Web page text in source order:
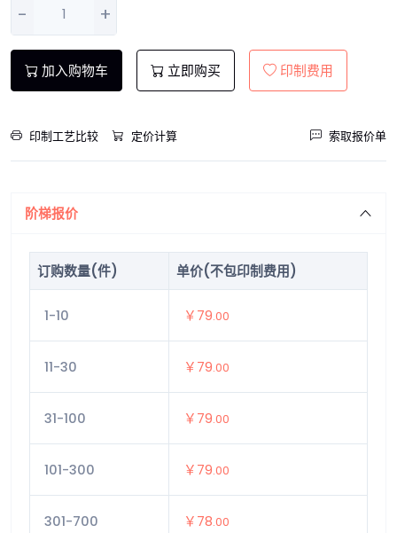
- +
加入购物车 立即购买 印制费用
印制工艺比较 定价计算 索取报价单
阶梯报价
订购数量(件) 单价(不包印制费用)
1-10 ￥79.00
11-30 ￥79.00
31-100 ￥79.00
101-300 ￥79.00
301-700 ￥78.00